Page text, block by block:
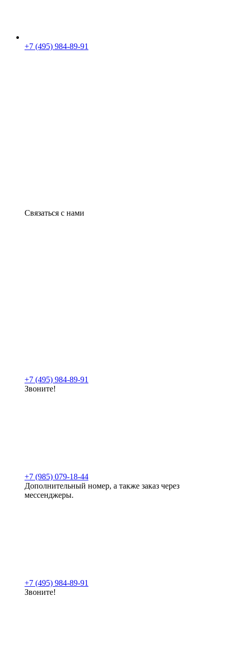
+7 (495) 984-89-91
Связаться с нами
+7 (495) 984-89-91
Звоните!
+7 (985) 079-18-44
Дополнительный номер, а также заказ через
мессенджеры.
+7 (495) 984-89-91
Звоните!